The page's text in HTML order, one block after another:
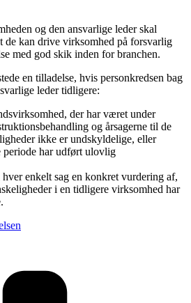
og den ansvarlige leder skal
de kan drive virksomhed på forsvarlig
med god skik inden for branchen.
en tilladelse, hvis personkredsen bag
leder tidligere:
der har været under
og årsagerne til de
ikke er undskyldelige, eller
periode har udført ulovlig
enkelt sag en konkret vurdering af,
i en tidligere virksomhed har